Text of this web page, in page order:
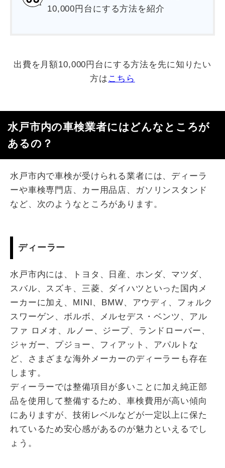
10,000円台にする方法を紹介
出費を月額10,000円台にする方法を先に知りたい
方は こちら
水戸市内の車検業者にはどんなところが
あるの？
水戸市内で車検が受けられる業者には、ディーラ
ーや車検専門店、カー用品店、ガソリンスタンド
など、次のようなところがあります。
ディーラー
水戸市内には、トヨタ、日産、ホンダ、マツダ、
スバル、スズキ、三菱、ダイハツといった国内メ
ーカーに加え、MINI、BMW、アウディ、フォルク
スワーゲン、ボルボ、メルセデス・ベンツ、アル
ファ ロメオ、ルノー、ジープ、ランドローバー、
ジャガー、プジョー、フィアット、アパルトな
ど、さまざまな海外メーカーのディーラーも存在
します。
ディーラーでは整備項目が多いことに加え純正部
品を使用して整備するため、車検費用が高い傾向
にありますが、技術レベルなどが一定以上に保た
れているため安心感があるのが魅力といえるでし
ょう。